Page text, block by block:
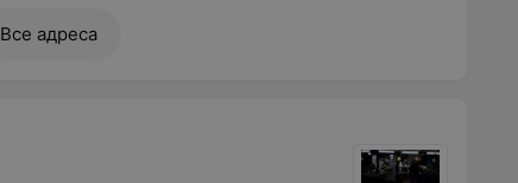
Все адреса